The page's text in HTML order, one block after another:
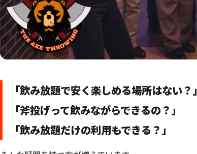
「飲み放題で安く楽しめる場所はない？」
「斧投げって飲みながらできるの？」
「飲み放題だけの利用もできる？」